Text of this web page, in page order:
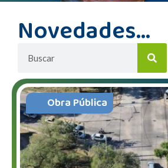
Novedades...
Obra Pública